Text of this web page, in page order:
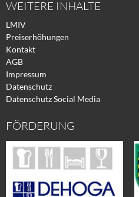
WEITERE INHALTE
LMIV
Preiserhöhungen
Kontakt
AGB
Impressum
Datenschutz
Datenschutz Social Media
FÖRDERUNG